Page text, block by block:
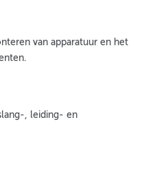
van apparatuur en het
, leiding- en